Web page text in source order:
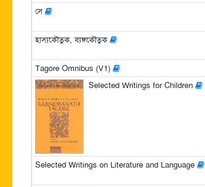
সে
হাস্যকৌতুক, ব্যঙ্গকৌতুক
Tagore Omnibus (V1)
Selected Writings for Children
Selected Writings on Literature and Language